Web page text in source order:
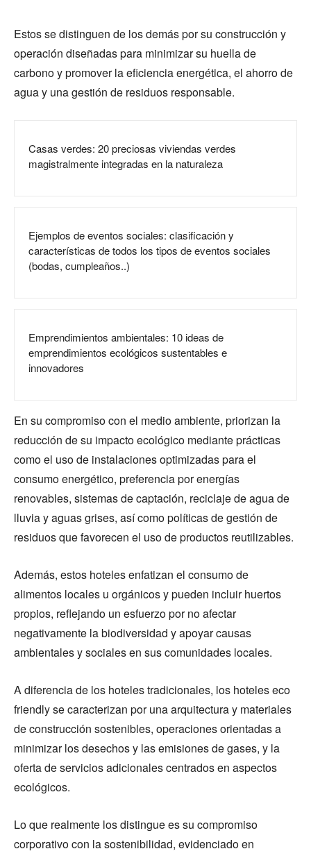
Estos se distinguen de los demás por su construcción y
operación diseñadas para minimizar su huella de
carbono y promover la eficiencia energética, el ahorro de
agua y una gestión de residuos responsable.
Casas verdes: 20 preciosas viviendas verdes
magistralmente integradas en la naturaleza
Ejemplos de eventos sociales: clasificación y
características de todos los tipos de eventos sociales
(bodas, cumpleaños..)
Emprendimientos ambientales: 10 ideas de
emprendimientos ecológicos sustentables e
innovadores
En su compromiso con el medio ambiente, priorizan la
reducción de su impacto ecológico mediante prácticas
como el uso de instalaciones optimizadas para el
consumo energético, preferencia por energías
renovables, sistemas de captación, reciclaje de agua de
lluvia y aguas grises, así como políticas de gestión de
residuos que favorecen el uso de productos reutilizables.
Además, estos hoteles enfatizan el consumo de
alimentos locales u orgánicos y pueden incluir huertos
propios, reflejando un esfuerzo por no afectar
negativamente la biodiversidad y apoyar causas
ambientales y sociales en sus comunidades locales.
A diferencia de los hoteles tradicionales, los hoteles eco
friendly se caracterizan por una arquitectura y materiales
de construcción sostenibles, operaciones orientadas a
minimizar los desechos y las emisiones de gases, y la
oferta de servicios adicionales centrados en aspectos
ecológicos.
Lo que realmente los distingue es su compromiso
corporativo con la sostenibilidad, evidenciado en